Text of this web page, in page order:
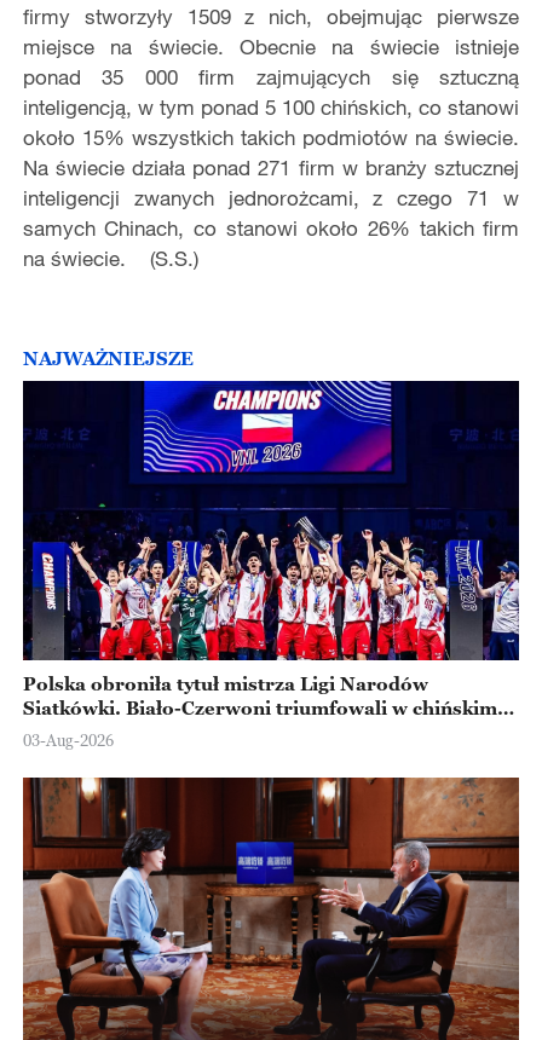
firmy stworzyły 1509 z nich, obejmując pierwsze
miejsce na świecie. Obecnie na świecie istnieje
ponad 35 000 firm zajmujących się sztuczną
inteligencją, w tym ponad 5 100 chińskich, co stanowi
około 15% wszystkich takich podmiotów na świecie.
Na świecie działa ponad 271 firm w branży sztucznej
inteligencji zwanych jednorożcami, z czego 71 w
samych Chinach, co stanowi około 26% takich firm
na świecie. (S.S.)
NAJWAŻNIEJSZE
Polska obroniła tytuł mistrza Ligi Narodów
Siatkówki. Biało-Czerwoni triumfowali w chińskim
Ningbo
03-Aug-2026